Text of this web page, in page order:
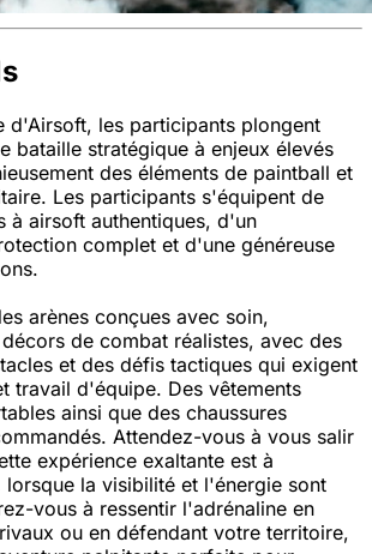
d'Airsoft, les participants plongent
bataille stratégique à enjeux élevés
des éléments de paintball et
Les participants s'équipent de
à airsoft authentiques, d'un
complet et d'une généreuse
arènes conçues avec soin,
de combat réalistes, avec des
et des défis tactiques qui exigent
travail d'équipe. Des vêtements
ainsi que des chaussures
Attendez-vous à vous salir
expérience exaltante est à
la visibilité et l'énergie sont
vous à ressentir l'adrénaline en
ou en défendant votre territoire,